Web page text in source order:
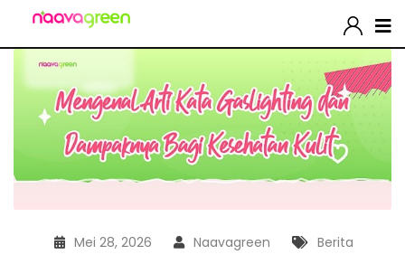
Mei 28, 2026 Naavagreen Berita